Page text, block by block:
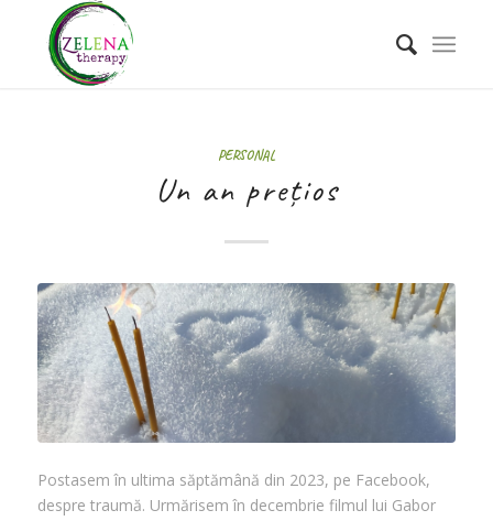
PERSONAL
Un an prețios
Postasem în ultima săptămână din 2023, pe Facebook,
despre traumă. Urmărisem în decembrie filmul lui Gabor